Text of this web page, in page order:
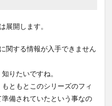
展開します。
関する情報が入手できません
りたいですね。
ともとこのシリーズのフィ
備されていたという事なの